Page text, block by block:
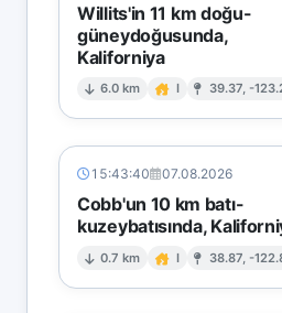
Willits'in 11 km doğu-
güneydoğusunda,
Kaliforniya
6.0 km I 39.37, -
15:43:40 07.08.2026
Cobb'un 10 km batı-
kuzeybatısında,
0.7 km I 38.87, -